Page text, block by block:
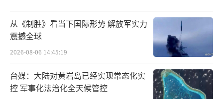
从《制胜》看当下国际形势 解放军实力
震撼全球
2026-08-06 14:45:19
台媒：大陆对黄岩岛已经实现常态化实
控 军事化法治化全天候管控